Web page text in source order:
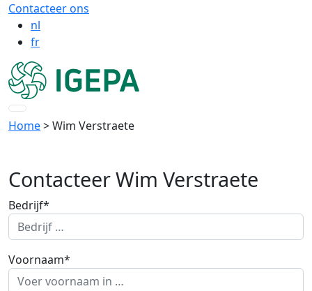
Contacteer ons
nl
fr
Home> Wim Verstraete
Contacteer Wim Verstraete
Bedrijf*
Voornaam*